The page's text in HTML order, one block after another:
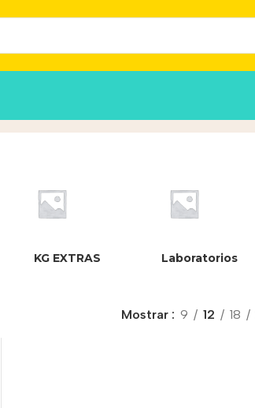
KG EXTRAS Laboratorios
Mostrar 9 12 18